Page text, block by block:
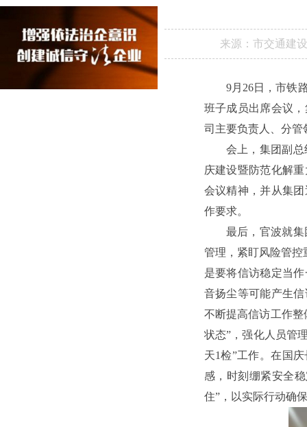
来源： 市交通建
9月26日，市铁
班子成员出席会议
司主要负责人、分管
会上，集团副
庆建设暨防范化解
会议精神，并从集
作要求。
最后，官波就
管理，紧盯风险管控
是要将信访稳定当
音扬尘等可能产生
不断提高信访工作
状态”，强化人员管
天1检”工作。在国
感，时刻绷紧安全
住”，以实际行动确